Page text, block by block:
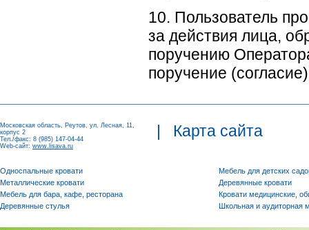
10. Пользователь
за действия лица,
поручению
поручение
Московская область, Реутов, ул. Лесная, 11,
корпус 2
Тел./факс: 8 (985) 147-04-44
Web-сайт: www.lisava.ru
| Карта сайта
Односпальные кровати
Металлические кровати
Мебель для бара, кафе, ресторана
Деревянные стулья
Мебель для детских
Деревянные кровати
Кровати медицинские,
Школьная и аудиторная